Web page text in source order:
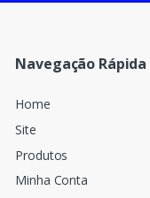
Navegação Rápida
Home
Site
Produtos
Minha Conta